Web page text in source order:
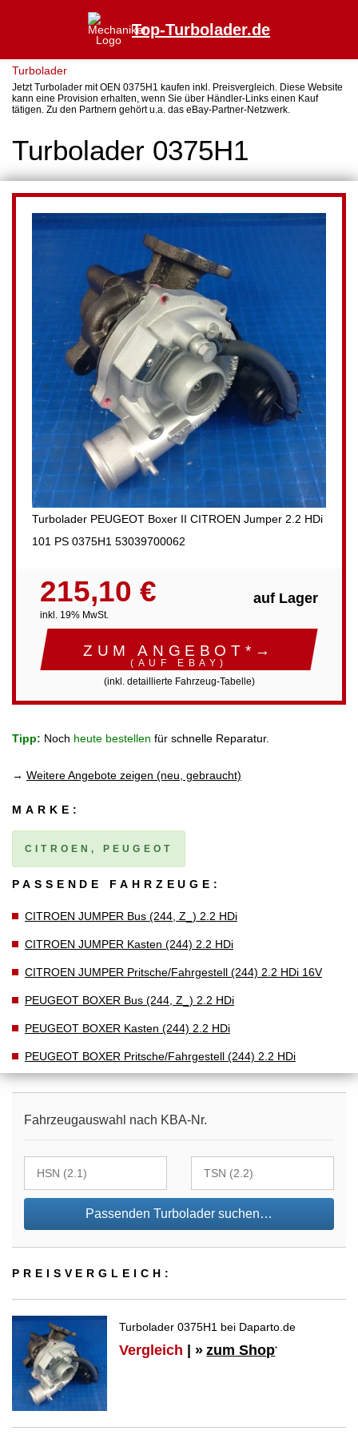
Top-Turbolader.de
Turbolader
Jetzt Turbolader mit OEN 0375H1 kaufen inkl. Preisvergleich. Diese Website
kann eine Provision erhalten, wenn Sie über Händler-Links einen Kauf
tätigen. Zu den Partnern gehört u.a. das eBay-Partner-Netzwerk.
Turbolader 0375H1
Turbolader PEUGEOT Boxer II CITROEN Jumper 2.2 HDi
101 PS 0375H1 53039700062
215,10 €
inkl. 19% MwSt.
auf Lager
ZUM ANGEBOT*→
(AUF EBAY)
(inkl. detaillierte Fahrzeug-Tabelle)
Tipp: Noch heute bestellen für schnelle Reparatur.
→ Weitere Angebote zeigen (neu, gebraucht)
MARKE:
CITROEN, PEUGEOT
PASSENDE FAHRZEUGE:
CITROEN JUMPER Bus (244, Z_) 2.2 HDi
CITROEN JUMPER Kasten (244) 2.2 HDi
CITROEN JUMPER Pritsche/Fahrgestell (244) 2.2 HDi 16V
PEUGEOT BOXER Bus (244, Z_) 2.2 HDi
PEUGEOT BOXER Kasten (244) 2.2 HDi
PEUGEOT BOXER Pritsche/Fahrgestell (244) 2.2 HDi
Fahrzeugauswahl nach KBA-Nr.
Passenden Turbolader suchen…
PREIS­VER­GLEICH:
Turbolader 0375H1 bei Daparto.de
Vergleich | » zum Shop*